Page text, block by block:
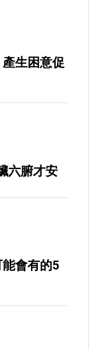
生困意促
六腑才安
會有的5